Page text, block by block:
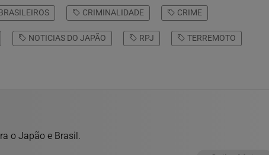
CRIMINALIDADE CRIME
NOTICIAS DO JAPÃO RPJ TERREMOTO
o Japão e Brasil.